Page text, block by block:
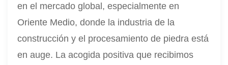
en el mercado global, especialmente en
Oriente Medio, donde la industria de la
construcción y el procesamiento de piedra está
en auge. La acogida positiva que recibimos